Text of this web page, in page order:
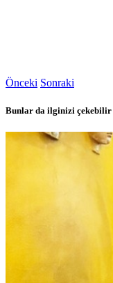
Önceki Sonraki
Bunlar da ilginizi çekebilir